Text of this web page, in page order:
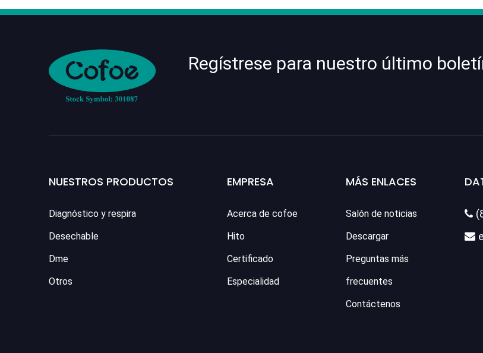
Regístrese para nuestro último
NUESTROS PRODUCTOS
Diagnóstico y respira
Desechable
Dme
Otros
EMPRESA
Acerca de cofoe
Hito
Certificado
Especialidad
MÁS ENLACES
Salón de noticias
Descargar
Preguntas más
frecuentes
Contáctenos

